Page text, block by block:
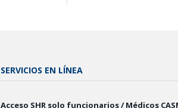
SERVICIOS EN LÍNEA
Acceso SHR solo funcionarios / Médicos